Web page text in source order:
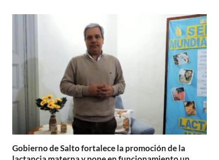
Gobierno de Salto fortalece la promoción de la